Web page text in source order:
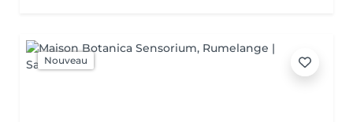
Nouveau